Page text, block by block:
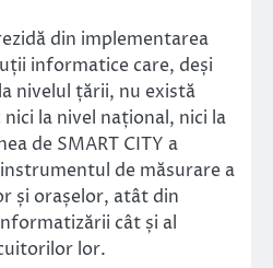
din implementarea
informatice care, deși
nivelul țării, nu există
la nivel național, nici la
de SMART CITY a
de măsurare a
și orașelor, atât din
cât și al
lor.